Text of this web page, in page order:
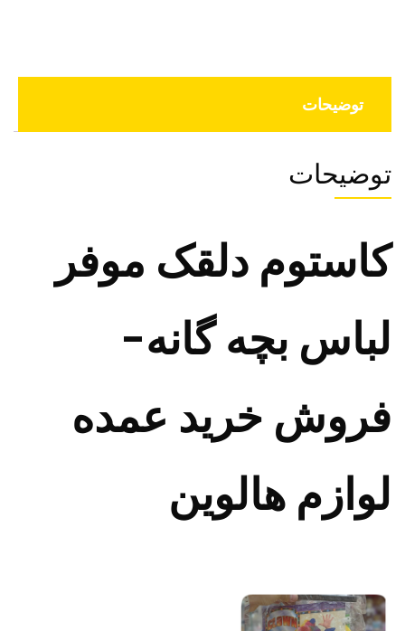
توضیحات
توضیحات
کاستوم دلقک موفر
لباس بچه گانه-
فروش خرید عمده
لوازم هالوین